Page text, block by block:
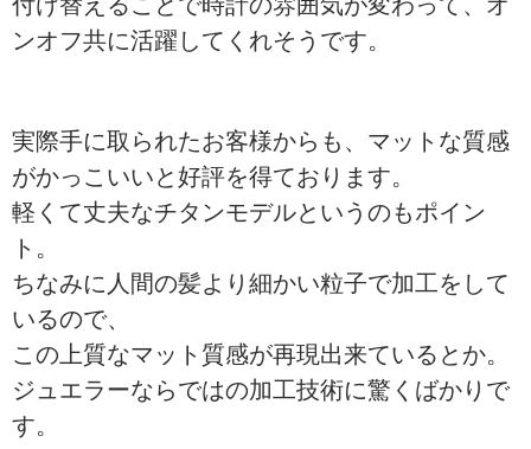
ンオフ共に活躍してくれそうです。
実際手に取られたお客様からも、マットな質感
がかっこいいと好評を得ております。
軽くて丈夫なチタンモデルというのもポイン
ト。
ちなみに人間の髪より細かい粒子で加工をして
いるので、
この上質なマット質感が再現出来ているとか。
ジュエラーならではの加工技術に驚くばかりで
す。